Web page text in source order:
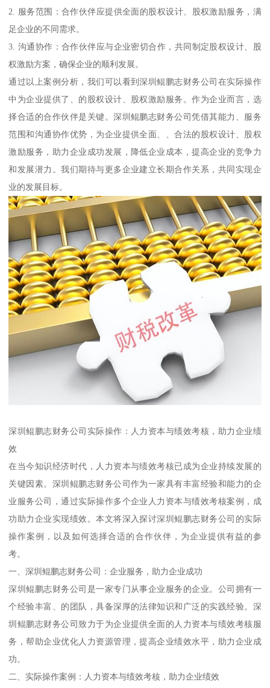
2. 服务范围：合作伙伴应提供全面的股权设计、股权激励服务，满
足企业的不同需求。
3. 沟通协作：合作伙伴应与企业密切合作，共同制定股权设计、股
权激励方案，确保企业的顺利发展。
通过以上案例分析，我们可以看到深圳鲲鹏志财务公司在实际操作
中为企业提供了、的股权设计、股权激励服务。作为企业而言，选
择合适的合作伙伴是关键。深圳鲲鹏志财务公司凭借其能力、服务
范围和沟通协作优势，为企业提供全面、、合法的股权设计、股权
激励服务，助力企业成功发展，降低企业成本，提高企业的竞争力
和发展潜力。我们期待与更多企业建立长期合作关系，共同实现企
业的发展目标。
深圳鲲鹏志财务公司实际操作：人力资本与绩效考核，助力企业绩
效
在当今知识经济时代，人力资本与绩效考核已成为企业持续发展的
关键因素。深圳鲲鹏志财务公司作为一家具有丰富经验和能力的企
业服务公司，通过实际操作多个企业人力资本与绩效考核案例，成
功助力企业实现绩效。本文将深入探讨深圳鲲鹏志财务公司的实际
操作案例，以及如何选择合适的合作伙伴，为企业提供有益的参
考。
一、深圳鲲鹏志财务公司：企业服务，助力企业成功
深圳鲲鹏志财务公司是一家专门从事企业服务的企业。公司拥有一
个经验丰富、的团队，具备深厚的法律知识和广泛的实践经验。深
圳鲲鹏志财务公司致力于为企业提供全面的人力资本与绩效考核服
务，帮助企业优化人力资源管理，提高企业绩效水平，助力企业成
功。
二、实际操作案例：人力资本与绩效考核，助力企业绩效